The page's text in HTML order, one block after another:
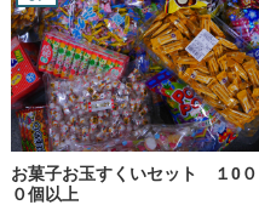
お菓子お玉すくいセット １0０
０個以上